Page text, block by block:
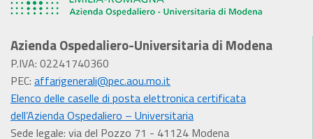
Azienda Ospedaliero-Universitaria di Modena
P.IVA: 02241740360
PEC: affarigenerali@pec.aou.mo.it
Elenco delle caselle di posta elettronica certificata
dell’Azienda Ospedaliero – Universitaria
Sede legale: via del Pozzo 71 - 41124 Modena